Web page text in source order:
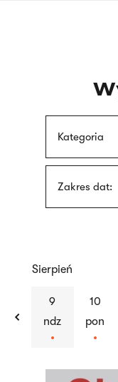
Kategoria
Zakres dat:
previous
Sierpień
9
ndz
10
pon